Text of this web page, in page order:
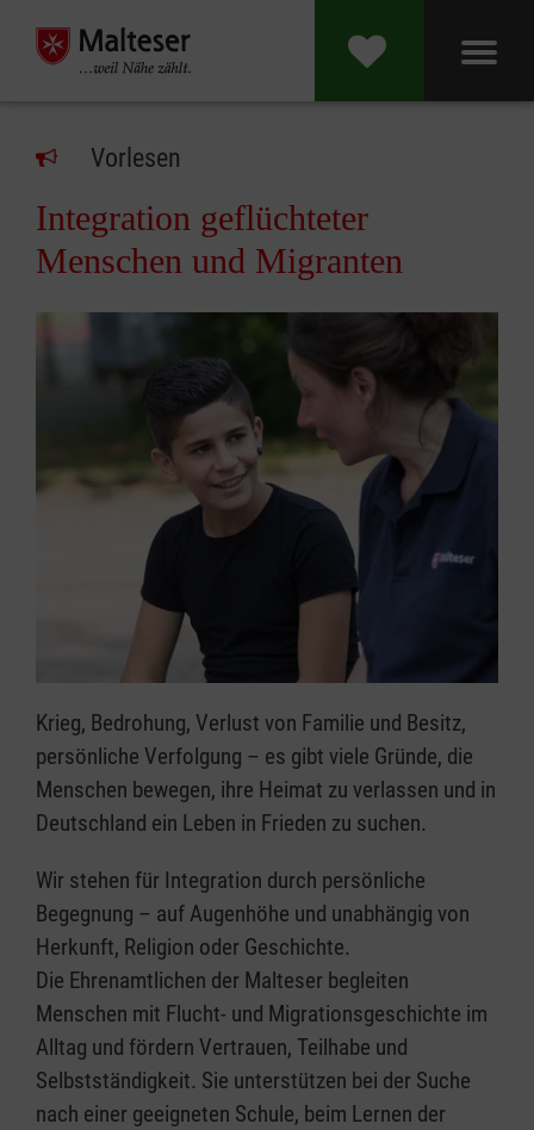
Vorlesen
Integration geflüchteter
Menschen und Migranten
Krieg, Bedrohung, Verlust von Familie und Besitz,
persönliche Verfolgung – es gibt viele Gründe, die
Menschen bewegen, ihre Heimat zu verlassen und in
Deutschland ein Leben in Frieden zu suchen.
Wir stehen für Integration durch persönliche
Begegnung – auf Augenhöhe und unabhängig von
Herkunft, Religion oder Geschichte.
Die Ehrenamtlichen der Malteser begleiten
Menschen mit Flucht- und Migrationsgeschichte im
Alltag und fördern Vertrauen, Teilhabe und
Selbstständigkeit. Sie unterstützen bei der Suche
nach einer geeigneten Schule, beim Lernen der